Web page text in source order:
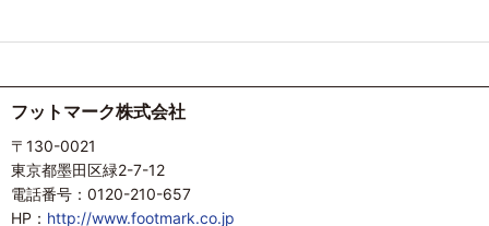
フットマーク株式会社
〒130-0021
東京都墨田区緑2-7-12
電話番号：0120-210-657
HP： http://www.footmark.co.jp